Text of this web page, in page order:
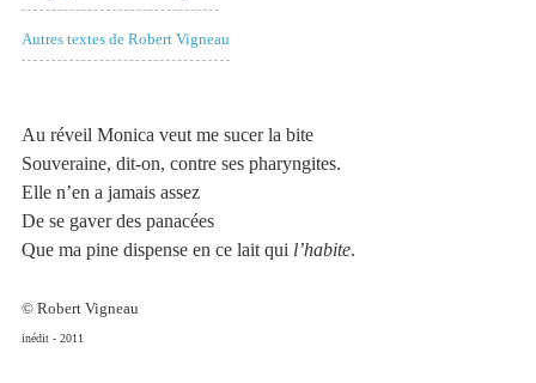
Autres textes de Robert Vigneau
Au réveil Monica veut me sucer la bite
Souveraine, dit-on, contre ses pharyngites.
Elle n’en a jamais assez
De se gaver des panacées
Que ma pine dispense en ce lait qui l’habite.
© Robert Vigneau
inédit - 2011